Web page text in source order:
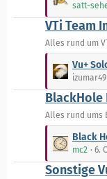
i
t
r
e
t
z
t
e
t
r
e
satt-
VTi Team
Alles rund um
t
z
t
e
i
Vu+
izumar49
BlackHole
Alles rund ums
t
z
Black
mc2 6.
Sonstige